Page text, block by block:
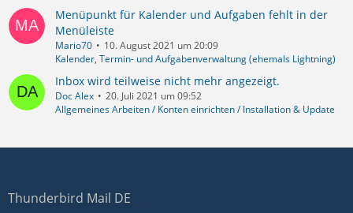
Menüpunkt für Kalender und Aufgaben fehlt in der
Menüleiste
Mario70
10. August 2021 um 20:09
Kalender, Termin- und Aufgabenverwaltung (ehemals Lightning)
Inbox wird teilweise nicht mehr angezeigt.
Doc Alex
20. Juli 2021 um 09:52
Allgemeines Arbeiten / Konten einrichten / Installation & Update
Thunderbird Mail DE